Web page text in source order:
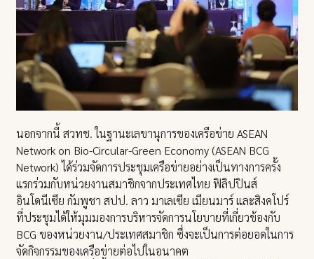
นอกจากนี้ สวทช. ในฐานะเลขานุการของเครือข่าย ASEAN
Network on Bio-Circular-Green Economy (ASEAN BCG
Network) ได้ร่วมจัดการประชุมเครือข่ายอย่างเป็นทางการครั้ง
แรกร่วมกับหน่วยงานสมาชิกจากประเทศไทย ฟิลิปปินส์
อินโดนีเซีย กัมพูชา สปป. ลาว มาเลเซีย เมียนมาร์ และสิงคโปร์
ที่ประชุมได้ให้มุมมองการบริหารจัดการนโยบายที่เกี่ยวข้องกับ
BCG ของหน่วยงาน/ประเทศสมาชิก ซึ่งจะเป็นการต่อยอดในการ
จัดกิจกรรมของเครือข่ายต่อไปในอนาคต